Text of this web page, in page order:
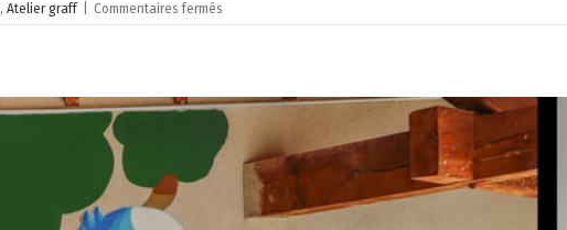
, Atelier graff Commentaires fermés
stage